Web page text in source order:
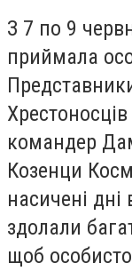
З 7 по 9
приймала
командер
Козенци
насичені
здолали
щоб особисто